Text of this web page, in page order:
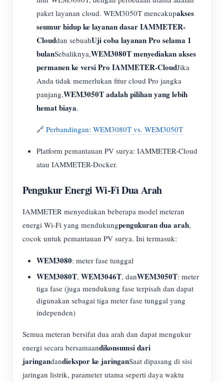
paket layanan cloud. WEM3050T mencakupakses
seumur hidup ke layanan dasar IAMMETER-
Clouddan sebuahUji coba layanan Pro selama 1
bulanSebaliknya,WEM3080T menyediakan akses
permanen ke versi Pro IAMMETER-CloudJika
Anda tidak memerlukan fitur cloud Pro jangka
panjang,WEM3050T adalah pilihan yang lebih
hemat biaya.
🔗 Perbandingan: WEM3080T vs. WEM3050T
Platform pemantauan PV surya: IAMMETER-Cloud
atau IAMMETER-Docker.
Pengukur Energi Wi-Fi Dua Arah
IAMMETER menyediakan beberapa model meteran
energi Wi-Fi yang mendukungpengukuran dua arah,
cocok untuk pemantauan PV surya. Ini termasuk:
WEM3080: meter fase tunggal
WEM3080T, WEM3046T, danWEM3050T: meter
tiga fase (juga mendukung fase terpisah dan dapat
digunakan sebagai tiga meter fase tunggal yang
independen)
Semua meteran bersifat dua arah dan dapat mengukur
energi secara bersamaandikonsumsi dari
jaringandandiekspor ke jaringanSaat dipasang di sisi
jaringan listrik, parameter utama seperti daya waktu